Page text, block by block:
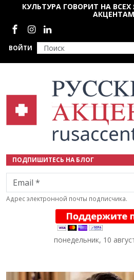
Перейти к основному содержанию
ВОЙТИ
КУЛЬТУРА ГОВОРИТ НА
Социальные сети
ПОДПИШИТЕСЬ НА БЛОГ
Email
Адрес электронной почты подписчика.
понедельник, 10